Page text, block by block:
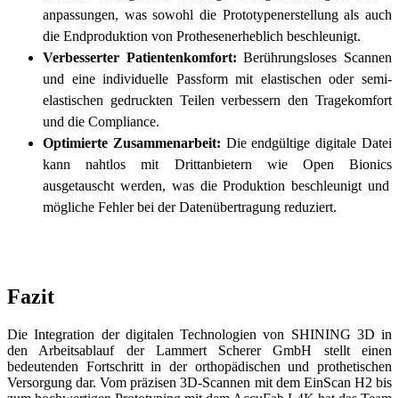
anpassungen, was sowohl die Prototypenerstellung als auch
die Endproduktion von Prothesenerheblich beschleunigt.
Verbesserter Patientenkomfort: Berührungsloses Scannen
und eine individuelle Passform mit elastischen oder semi-
elastischen gedruckten Teilen verbessern den Tragekomfort
und die Compliance.
Optimierte Zusammenarbeit: Die endgültige digitale Datei
kann nahtlos mit Drittanbietern wie Open Bionics
ausgetauscht werden, was die Produktion beschleunigt und
mögliche Fehler bei der Datenübertragung reduziert.
Fazit
Die Integration der digitalen Technologien von SHINING 3D in
den Arbeitsablauf der Lammert Scherer GmbH stellt einen
bedeutenden Fortschritt in der orthopädischen und prothetischen
Versorgung dar. Vom präzisen 3D-Scannen mit dem EinScan H2 bis